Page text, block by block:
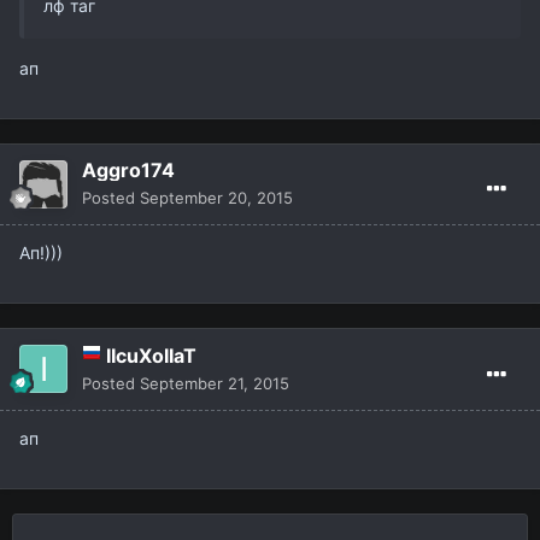
лф таг
ап
Aggro174
Posted September 20, 2015
Ап!)))
IIcuXoIIaT
Posted September 21, 2015
ап